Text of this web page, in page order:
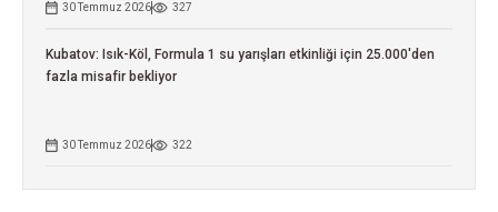
30 Temmuz 2026 327
Kubatov: Isık-Köl, Formula 1 su yarışları etkinliği için 25.000'den
fazla misafir bekliyor
30 Temmuz 2026 322